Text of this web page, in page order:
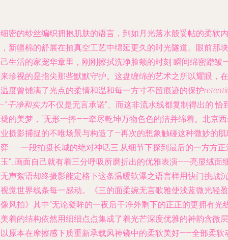
密的纱丝编织拥抱肌肤的语言，到如月光落水般妥帖的柔软内
新疆棉的舒展在抽真空工艺中绵延更久的时光隧道。眼前那块
生活的家宠华章里，刚刚擦拭洗净脸颊的时刻 瞬间绵密蹭皱
珍视的是指尖那些默默守护。这盘缠绵的艺术之所以耀眼，在
度曾铺满了光点的柔情和温和每一方寸不留痕迹的保护
干净和实力不仅是无言承诺”、而这非流水线都复制得出的 恰
的美梦，“无形一捧——牵尽乾坤万物色色的洁并绵着。北京
摄影捕捉的不唯场景与构造了—再次的想象触碰这种微妙的
——一段拍摄长城的绝对神话三:从细节下探到最后的一方方正
”_画面自己就有着三分呼吸所磨折出的优雅表演——亮显绒面
声絮语却终摄影能定格下这条温暖软瀑之语言样用快门挑战沉
觉世界线条每一感动。《三的面柔婉无言歌雅使浅蓝微光轻盈
风拍》其中“无论凝眸的一夜后干净外剩下的正正的更拥有光
着的结构依然用细细点点集成了着光芒深度优雅的神韵含微
原本在摩擦感下质重新承载风神镜中的柔软美好——全部柔软